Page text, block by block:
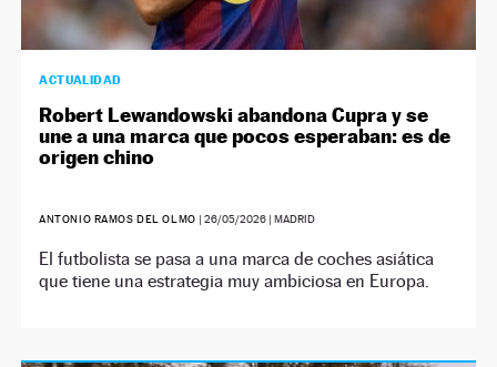
ACTUALIDAD
Robert Lewandowski abandona Cupra y se
une a una marca que pocos esperaban: es de
origen chino
ANTONIO RAMOS DEL OLMO | 26/05/2026| MADRID
El futbolista se pasa a una marca de coches asiática
que tiene una estrategia muy ambiciosa en Europa.